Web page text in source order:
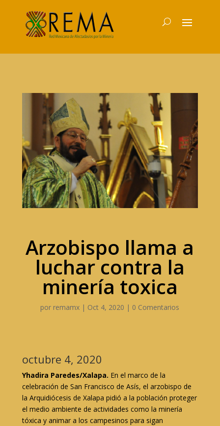
Arzobispo llama a
luchar contra la
minería toxica
por remamx | Oct 4, 2020 | 0 Comentarios
octubre 4, 2020
Yhadira Paredes/Xalapa. En el marco de la
celebración de San Francisco de Asís, el arzobispo de
la Arquidiócesis de Xalapa pidió a la población proteger
el medio ambiente de actividades como la minería
tóxica y animar a los campesinos para sigan